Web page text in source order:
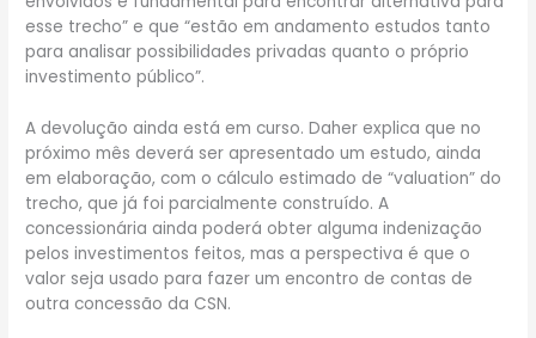
esse trecho” e que “estão em andamento estudos tanto
para analisar possibilidades privadas quanto o próprio
investimento público”.
A devolução ainda está em curso. Daher explica que no
próximo mês deverá ser apresentado um estudo, ainda
em elaboração, com o cálculo estimado de “valuation” do
trecho, que já foi parcialmente construído. A
concessionária ainda poderá obter alguma indenização
pelos investimentos feitos, mas a perspectiva é que o
valor seja usado para fazer um encontro de contas de
outra concessão da CSN.